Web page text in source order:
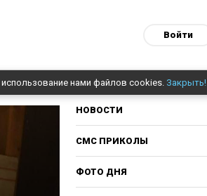
Войти
нами файлов cookies. Закрыть!
НОВОСТИ
СМС ПРИКОЛЫ
ФОТО ДНЯ